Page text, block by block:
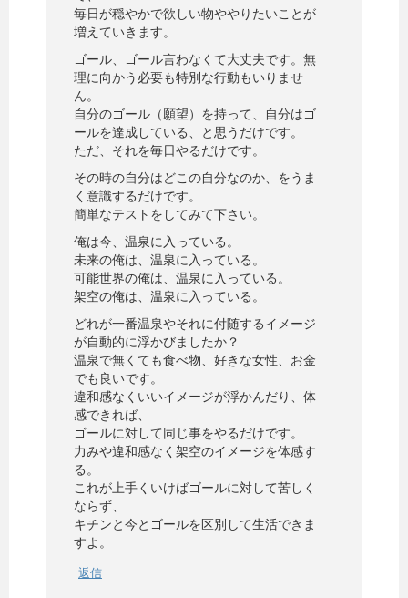
毎日が穏やかで欲しい物ややりたいことが
増えていきます。
ゴール、ゴール言わなくて大丈夫です。無
理に向かう必要も特別な行動もいりませ
ん。
自分のゴール（願望）を持って、自分はゴ
ールを達成している、と思うだけです。
ただ、それを毎日やるだけです。
その時の自分はどこの自分なのか、をうま
く意識するだけです。
簡単なテストをしてみて下さい。
俺は今、温泉に入っている。
未来の俺は、温泉に入っている。
可能世界の俺は、温泉に入っている。
架空の俺は、温泉に入っている。
どれが一番温泉やそれに付随するイメージ
が自動的に浮かびましたか？
温泉で無くても食べ物、好きな女性、お金
でも良いです。
違和感なくいいイメージが浮かんだり、体
感できれば、
ゴールに対して同じ事をやるだけです。
力みや違和感なく架空のイメージを体感す
る。
これが上手くいけばゴールに対して苦しく
ならず、
キチンと今とゴールを区別して生活できま
すよ。
返信